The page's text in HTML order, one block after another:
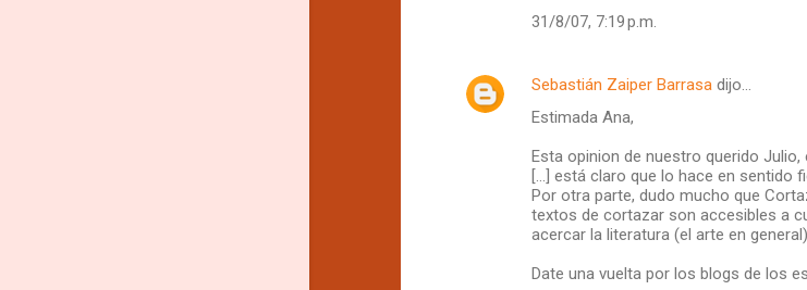
31/8/07, 7:19 p.m.
Sebastián Zaiper Barrasadijo…
Estimada Ana,
Esta opinion de nuestro querido
[...] está claro que lo hace en sentido
Por otra parte, dudo mucho que
textos de cortazar son accesibles a
acercar la literatura (el arte en
Date una vuelta por los blogs de los